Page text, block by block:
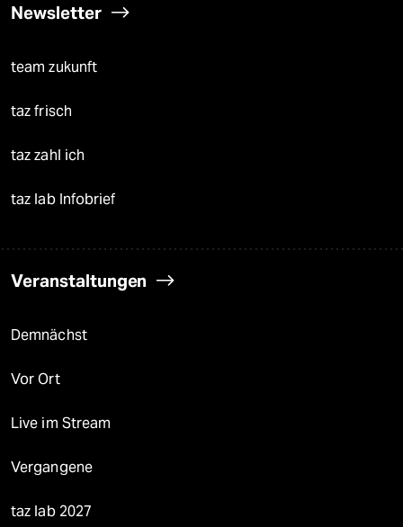
Newsletter
team zukunft
taz frisch
taz zahl ich
taz lab Infobrief
Veranstaltungen
Demnächst
Vor Ort
Live im Stream
Vergangene
taz lab 2027